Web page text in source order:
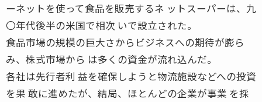
ーネットを使って食品を販売するネ ットスーパーは、九
〇年代後半の米国で相次 いで設立された。
食品市場の規模の巨大さからビジネスへの期待が膨ら
み、株式市場から は多くの資金が流れ込んだ。
各社は先行者利 益を確保しようと物流施設などへの投資
を果 敢に進めたが、結局、ほとんどの企業が事業 を採